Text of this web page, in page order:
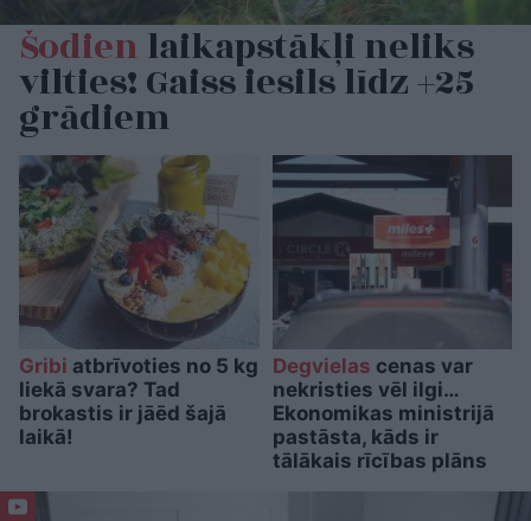
Šodienlaikapstākļi neliks
vilties! Gaiss iesils līdz +25
grādiem
Gribi atbrīvoties no 5 kg
liekā svara? Tad
brokastis ir jāēd šajā
laikā!
Degvielas cenas var
nekristies vēl ilgi…
Ekonomikas ministrijā
pastāsta, kāds ir
tālākais rīcības plāns